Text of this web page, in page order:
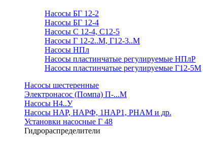
Насосы БГ 12-2
Насосы БГ 12-4
Насосы С 12-4, С12-5
Насосы Г 12-2..М, Г12-3..М
Насосы НПл
Насосы пластинчатые регулируемые НПлР
Насосы пластинчатые регулируемые Г12-5М
Насосы шестеренные
Электронасос (Помпа) П-...М
Насосы Н4..У
Насосы НАР, НАРФ, 1НАР1, РНАМ и др.
Установки насосные Г 48
Гидрораспределители